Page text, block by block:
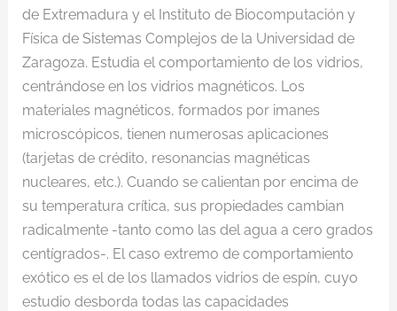
de Extremadura y el Instituto de Biocomputación y
Física de Sistemas Complejos de la Universidad de
Zaragoza. Estudia el comportamiento de los vidrios,
centrándose en los vidrios magnéticos. Los
materiales magnéticos, formados por imanes
microscópicos, tienen numerosas aplicaciones
(tarjetas de crédito, resonancias magnéticas
nucleares, etc.). Cuando se calientan por encima de
su temperatura crítica, sus propiedades cambian
radicalmente -tanto como las del agua a cero grados
centígrados-. El caso extremo de comportamiento
exótico es el de los llamados vidrios de espín, cuyo
estudio desborda todas las capacidades